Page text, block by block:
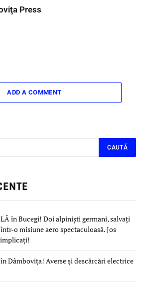
Press
ADD A COMMENT
în Bucegi! Doi alpiniști germani, salvați
o misiune aero spectaculoasă. Jos
Dâmbovița! Averse și descărcări electrice